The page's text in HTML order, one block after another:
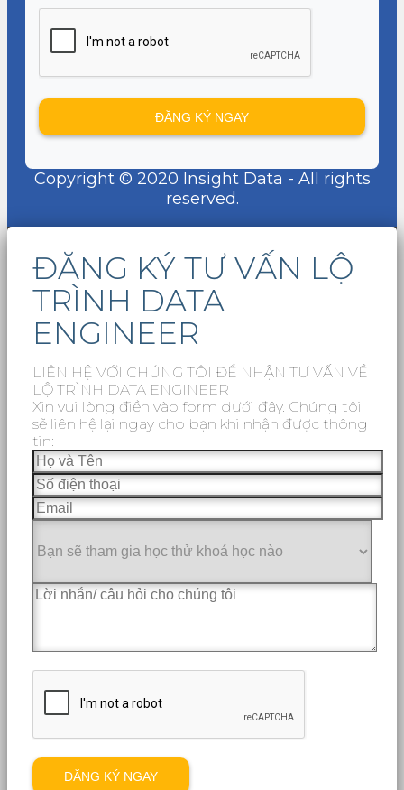
Copyright © 2020 Insight Data - All rights
reserved.
ĐĂNG KÝ TƯ VẤN LỘ
TRÌNH DATA
ENGINEER
LIÊN HỆ VỚI CHÚNG TÔI ĐỂ NHẬN TƯ VẤN VỀ
LỘ TRÌNH DATA ENGINEER
Xin vui lòng điền vào form dưới đây. Chúng tôi
sẽ liên hệ lại ngay cho bạn khi nhận được thông
tin: